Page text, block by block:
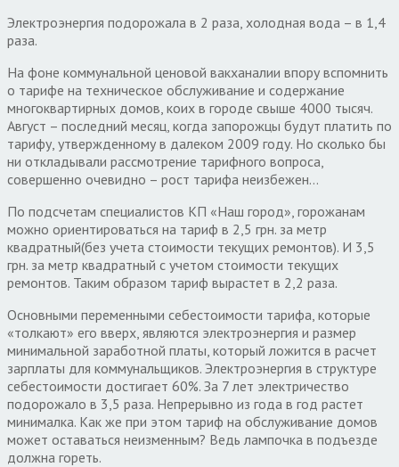
Электроэнергия подорожала в 2 раза, холодная вода – в 1,4
раза.
На фоне коммунальной ценовой вакханалии впору вспомнить
о тарифе на техническое обслуживание и содержание
многоквартирных домов, коих в городе свыше 4000 тысяч.
Август – последний месяц, когда запорожцы будут платить по
тарифу, утвержденному в далеком 2009 году. Но сколько бы
ни откладывали рассмотрение тарифного вопроса,
совершенно очевидно – рост тарифа неизбежен…
По подсчетам специалистов КП «Наш город», горожанам
можно ориентироваться на тариф в 2,5 грн. за метр
квадратный(без учета стоимости текущих ремонтов). И 3,5
грн. за метр квадратный с учетом стоимости текущих
ремонтов. Таким образом тариф вырастет в 2,2 раза.
Основными переменными себестоимости тарифа, которые
«толкают» его вверх, являются электроэнергия и размер
минимальной заработной платы, который ложится в расчет
зарплаты для коммунальщиков. Электроэнергия в структуре
себестоимости достигает 60%. За 7 лет электричество
подорожало в 3,5 раза. Непрерывно из года в год растет
минималка. Как же при этом тариф на обслуживание домов
может оставаться неизменным? Ведь лампочка в подъезде
должна гореть.